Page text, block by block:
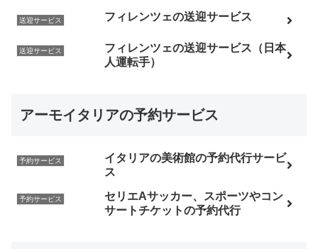
送迎サービス フィレンツェの送迎サービス
送迎サービス
フィレンツェの送迎サービス（日本
人運転手）
アーモイタリアの予約サービス
予約サービス
イタリアの美術館の予約代行サービ
ス
予約サービス
セリエAサッカー、スポーツやコン
サートチケットの予約代行